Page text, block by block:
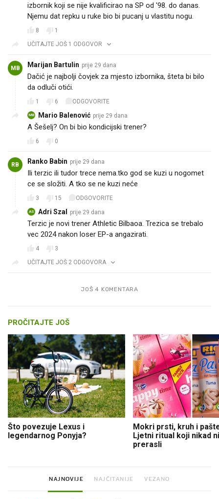
izbornik koji se nije kvalificirao na SP od '98. do danas.
Njemu dat repku u ruke bio bi pucanj u vlastitu nogu.
8
1
UČITAJTE JOŠ 1 ODGOVOR
MB Marijan Bartulin prije 29 dana
Dačić je najbolji čovjek za mjesto izbornika, šteta bi bilo
da odluči otići.
1 6 ODGOVORITE
MB Mario Balenović prije 29 dana
A Šešelj? On bi bio kondicijski trener?
6 0
RB Ranko Babin prije 29 dana
Ili terzic ili tudor trece nema.tko god se kuzi u nogomet
ce se složiti. A tko se ne kuzi neće
3 15 ODGOVORITE
AS Adri Szal prije 29 dana
Terzic je novi trener Athletic Bilbaoa. Trezica se trebalo
vec 2024 nakon loser EP-a angazirati.
4
3
UČITAJTE JOŠ 2 ODGOVORA
JOŠ 4 KOMENTARA
PROČITAJTE JOŠ
Što povezuje Lexus i
legendarnog Ponyja?
Mokri prsti, kruh i
Ljetni ritual koji nikad
prerasli
NAJNOVIJE NAJČITANIJE VEZANO